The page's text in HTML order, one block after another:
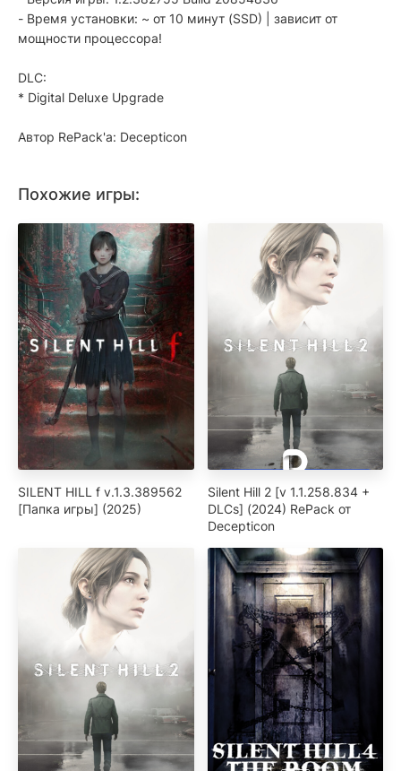
- Время установки: ~ от 10 минут (SSD) | зависит от
мощности процессора!
DLC:
* Digital Deluxe Upgrade
Автор RePack'a: Decepticon
Похожие игры:
SILENT HILL f v.1.3.389562
[Папка игры] (2025)
Silent Hill 2 [v 1.1.258.834 +
DLCs] (2024) RePack от
Decepticon